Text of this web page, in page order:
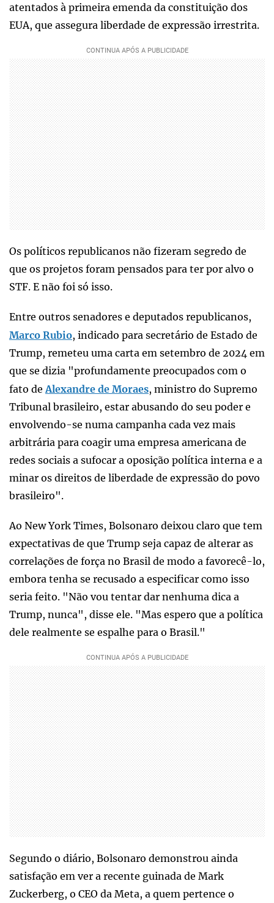
atentados à primeira emenda da constituição dos
EUA, que assegura liberdade de expressão irrestrita.
Os políticos republicanos não fizeram segredo de
que os projetos foram pensados para ter por alvo o
STF. E não foi só isso.
Entre outros senadores e deputados republicanos,
Marco Rubio, indicado para secretário de Estado de
Trump, remeteu uma carta em setembro de 2024 em
que se dizia "profundamente preocupados com o
fato de Alexandre de Moraes, ministro do Supremo
Tribunal brasileiro, estar abusando do seu poder e
envolvendo-se numa campanha cada vez mais
arbitrária para coagir uma empresa americana de
redes sociais a sufocar a oposição política interna e a
minar os direitos de liberdade de expressão do povo
brasileiro".
Ao New York Times, Bolsonaro deixou claro que tem
expectativas de que Trump seja capaz de alterar as
correlações de força no Brasil de modo a favorecê-lo,
embora tenha se recusado a especificar como isso
seria feito. "Não vou tentar dar nenhuma dica a
Trump, nunca", disse ele. "Mas espero que a política
dele realmente se espalhe para o Brasil."
Segundo o diário, Bolsonaro demonstrou ainda
satisfação em ver a recente guinada de Mark
Zuckerberg, o CEO da Meta, a quem pertence o